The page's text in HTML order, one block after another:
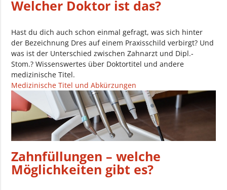
Welcher Doktor ist das?
Hast du dich auch schon einmal gefragt, was sich hinter
der Bezeichnung Dres auf einem Praxisschild verbirgt? Und
was ist der Unterschied zwischen Zahnarzt und Dipl.-
Stom.? Wissenswertes über Doktortitel und andere
medizinische Titel.
Medizinische Titel und Abkürzungen
Zahnfüllungen – welche
Möglichkeiten gibt es?